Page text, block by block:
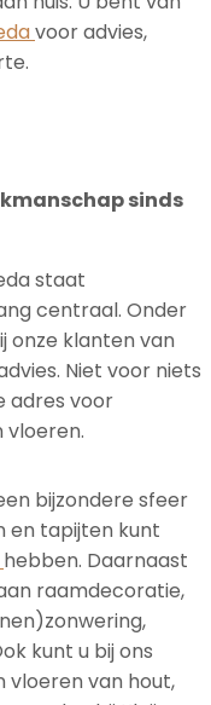
voor advies,
sinds
staat
centraal. Onder
onze klanten van
Niet voor niets
adres voor
vloeren.
bijzondere sfeer
en tapijten kunt
hebben. Daarnaast
raamdecoratie,
kunt u bij ons
van hout,